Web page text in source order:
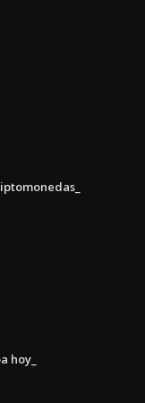
hoy_